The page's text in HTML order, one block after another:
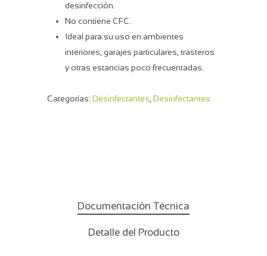
desinfección.
No contiene CFC.
Ideal para su uso en ambientes
interiores, garajes particulares, trasteros
y otras estancias poco frecuentadas.
Categorías: Desinfectantes Desinfectantes
Documentación Técnica
Detalle del Producto